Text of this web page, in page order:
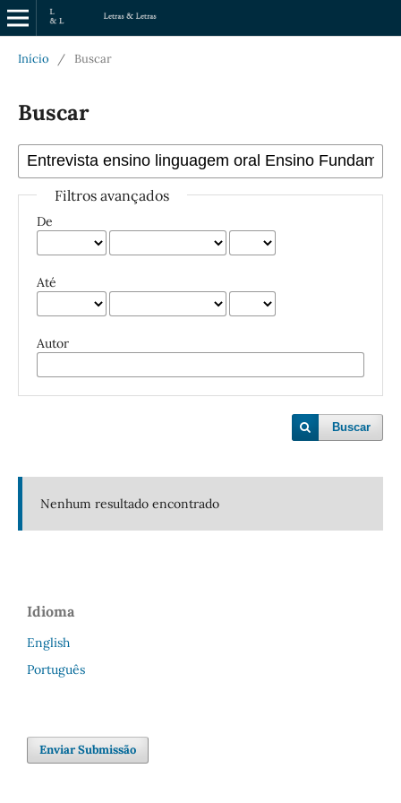
Início / Buscar
Buscar
Filtros avançados
De
Até
Autor
Buscar
Nenhum resultado encontrado
Idioma
English
Português
Enviar Submissão